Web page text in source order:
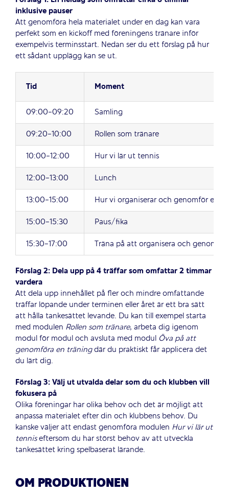
inklusive pauser
Att genomföra hela materialet under en dag kan vara
perfekt som en kickoff med föreningens tränare inför
exempelvis terminsstart. Nedan ser du ett förslag på hur
ett sådant upplägg kan se ut.
Tid Moment
09:00-09:20
Samling
09:20-10:00
Rollen som tränare
10:00-12:00
Hur vi lär ut tennis
12:00-13:00
Lunch
13:00-15:00
Hur vi organiserar och genomför en
15:00-15:30
Paus/fika
15:30-17:00
Träna på att organisera och
Förslag 2: Dela upp på 4 träffar som omfattar 2 timmar
vardera
Att dela upp innehållet på fler och mindre omfattande
träffar löpande under terminen eller året är ett bra sätt
att hålla tankesättet levande. Du kan till exempel starta
med modulen Rollen som tränare, arbeta dig igenom
modul för modul och avsluta med modul Öva på att
genomföra en träningdär du praktiskt får applicera det
du lärt dig.
Förslag 3: Välj ut utvalda delar som du och klubben vill
fokusera på
Olika föreningar har olika behov och det är möjligt att
anpassa materialet efter din och klubbens behov. Du
kanske väljer att endast genomföra modulen Hur vi lär ut
tenniseftersom du har störst behov av att utveckla
tankesättet kring spelbaserat lärande.
OM PRODUKTIONEN